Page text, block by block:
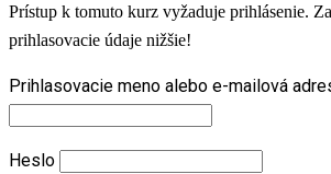
Prístup k tomuto kurz vyžaduje prihlásenie.
prihlasovacie údaje nižšie!
Prihlasovacie meno alebo e-mailová
Heslo